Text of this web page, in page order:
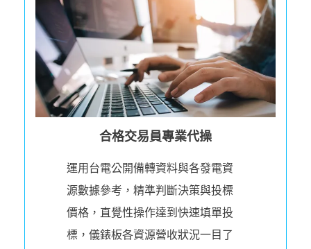
合格交易員專業代操
運用台電公開備轉資料與各發電資
源數據參考，精準判斷決策與投標
價格，直覺性操作達到快速填單投
標，儀錶板各資源營收狀況一目了